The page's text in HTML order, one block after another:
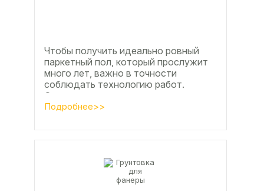
Чтобы получить идеально ровный
паркетный пол, который прослужит
много лет, важно в точности
соблюдать технологию работ.
Сегодня одним из самых простых и
эффективных методов считается...
Подробнее>>